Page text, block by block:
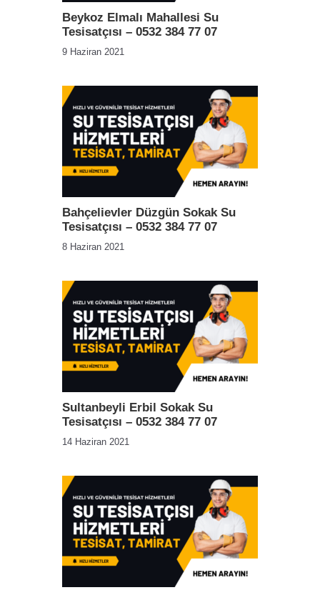
Beykoz Elmalı Mahallesi Su
Tesisatçısı – 0532 384 77 07
9 Haziran 2021
Bahçelievler Düzgün Sokak Su
Tesisatçısı – 0532 384 77 07
8 Haziran 2021
Sultanbeyli Erbil Sokak Su
Tesisatçısı – 0532 384 77 07
14 Haziran 2021